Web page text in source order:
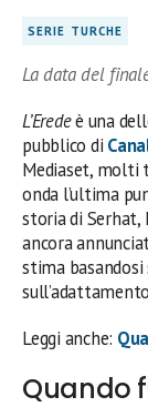
SERIE TURCHE
La data del
L’Eredeè una
pubblico di
Mediaset, molti
onda l’ultima
storia di Serhat,
ancora
stima
Leggi anche:
Quando